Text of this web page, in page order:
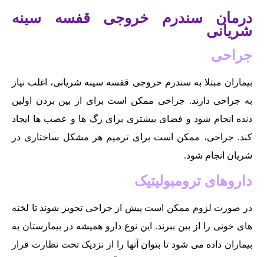
درمان سندرم خروجی قفسه سینه
شریانی
جراحی
بیماران مبتلا به سندرم خروجی قفسه سینه شریانی، اغلب نیاز
به جراحی دارند. جراحی ممکن است برای از بین بردن اولین
دنده انجام شود و فضای بیشتری برای رگ ها و عصب ها ایجاد
کند. جراحی، ممکن است برای ترمیم هر مشکل ساختاری در
شریان انجام شود.
داروهای ترومبولیتیک
در صورت لزوم ممکن است پیش از جراحی تجویز شوند تا لخته
های خونی را از بین ببرند. این نوع دارو همیشه در بیمارستان به
بیماران داده می شود تا بتوان آنها را از نزدیک تحت نظارت قرار